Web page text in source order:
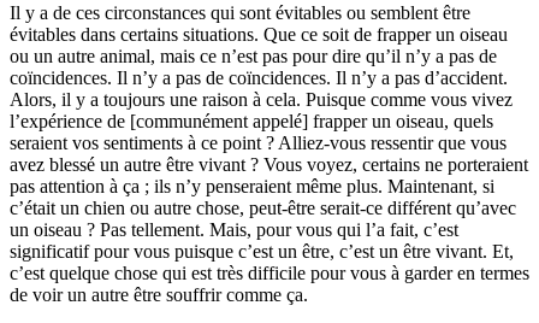
Il y a de ces circonstances qui sont évitables ou semblent être
évitables dans certains situations. Que ce soit de frapper un oiseau
ou un autre animal, mais ce n’est pas pour dire qu’il n’y a pas de
coïncidences. Il n’y a pas de coïncidences. Il n’y a pas d’accident.
Alors, il y a toujours une raison à cela. Puisque comme vous vivez
l’expérience de [communément appelé] frapper un oiseau, quels
seraient vos sentiments à ce point ? Alliez-vous ressentir que vous
avez blessé un autre être vivant ? Vous voyez, certains ne porteraient
pas attention à ça ; ils n’y penseraient même plus. Maintenant, si
c’était un chien ou autre chose, peut-être serait-ce différent qu’avec
un oiseau ? Pas tellement. Mais, pour vous qui l’a fait, c’est
significatif pour vous puisque c’est un être, c’est un être vivant. Et,
c’est quelque chose qui est très difficile pour vous à garder en termes
de voir un autre être souffrir comme ça.